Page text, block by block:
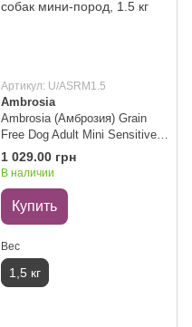
Артикул: U/ASRM1.5
Ambrosia
Ambrosia (Амброзия) Grain
Free Dog Adult Mini Sensitive
Fresh Salmon & Rabbit - Сухой
беззерновой корм со свежим
взрослых собак мини-пород,
1.5 кг
1 029.00 грн
В наличии
Купить
Вес
1,5 кг